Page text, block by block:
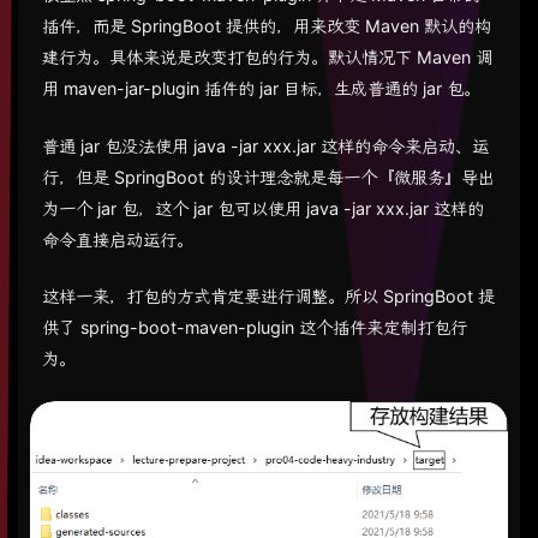
插件，而是 SpringBoot 提供的，用来改变 Maven 默认的构
建行为。具体来说是改变打包的行为。默认情况下 Maven 调
用 maven-jar-plugin 插件的 jar 目标，生成普通的 jar 包。
普通 jar 包没法使用 java -jar xxx.jar 这样的命令来启动、运
行，但是 SpringBoot 的设计理念就是每一个『微服务』导出
为一个 jar 包，这个 jar 包可以使用 java -jar xxx.jar 这样的
命令直接启动运行。
这样一来，打包的方式肯定要进行调整。所以 SpringBoot 提
供了 spring-boot-maven-plugin 这个插件来定制打包行
为。